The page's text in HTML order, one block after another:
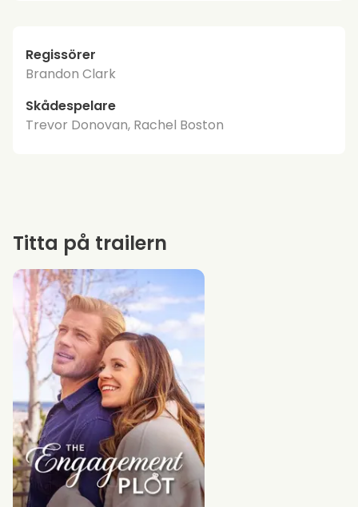
Regissörer
Brandon Clark
Skådespelare
Trevor Donovan, Rachel Boston
Titta på trailern